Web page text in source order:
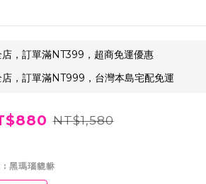
店，訂單滿NT399，超商免運優惠
店，訂單滿NT999，台灣本島宅配免運
NT$1,580
: 黑瑪瑙貔貅